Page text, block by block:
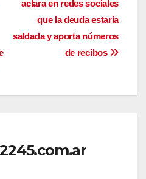
aclara en redes sociales
que la deuda estaría
saldada y aporta números
de recibos
2245.com.ar